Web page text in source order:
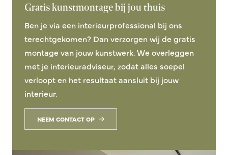
Gratis kunstmontage bij jou thuis
Ben je via een interieurprofessional bij ons
terechtgekomen? Dan verzorgen wij de gratis
montage van jouw kunstwerk. We overleggen
met je interieuradviseur, zodat alles soepel
verloopt en het resultaat aansluit bij jouw
interieur.
NEEM CONTACT OP